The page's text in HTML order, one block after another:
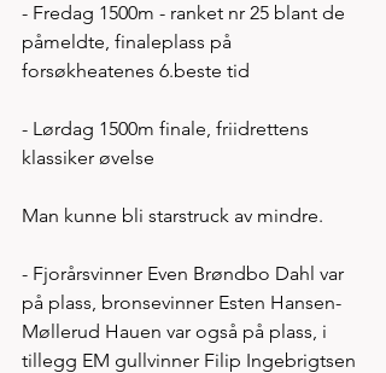
- Fredag 1500m - ranket nr 25 blant de
påmeldte, finaleplass på
forsøkheatenes 6.beste tid
- Lørdag 1500m finale, friidrettens
klassiker øvelse
Man kunne bli starstruck av mindre.
- Fjorårsvinner Even Brøndbo Dahl var
på plass, bronsevinner Esten Hansen-
Møllerud Hauen var også på plass, i
tillegg EM gullvinner Filip Ingebrigtsen